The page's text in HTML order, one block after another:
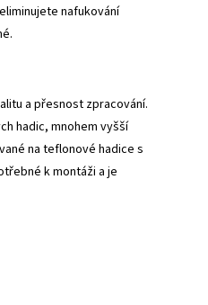
nafukování
a přesnost zpracování.
hadic, mnohem vyšší
na teflonové hadice s
k montáži a je